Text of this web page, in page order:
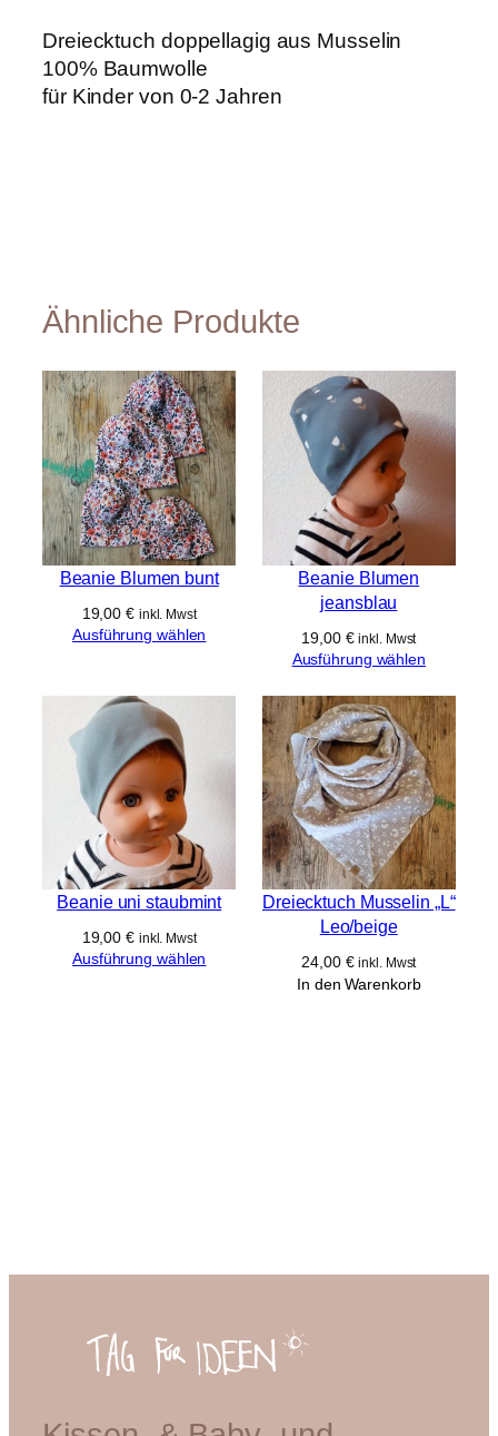
Dreiecktuch doppellagig aus Musselin
100% Baumwolle
für Kinder von 0-2 Jahren
Ähnliche Produkte
Beanie Blumen bunt
19,00€ inkl. Mwst
Ausführung wählen
Beanie Blumen
jeansblau
19,00 € inkl. Mwst
Ausführung wählen
Beanie uni staubmint
19,00€ inkl. Mwst
Ausführung wählen
Dreiecktuch Musselin „L“
Leo/beige
24,00 € inkl. Mwst
In den Warenkorb